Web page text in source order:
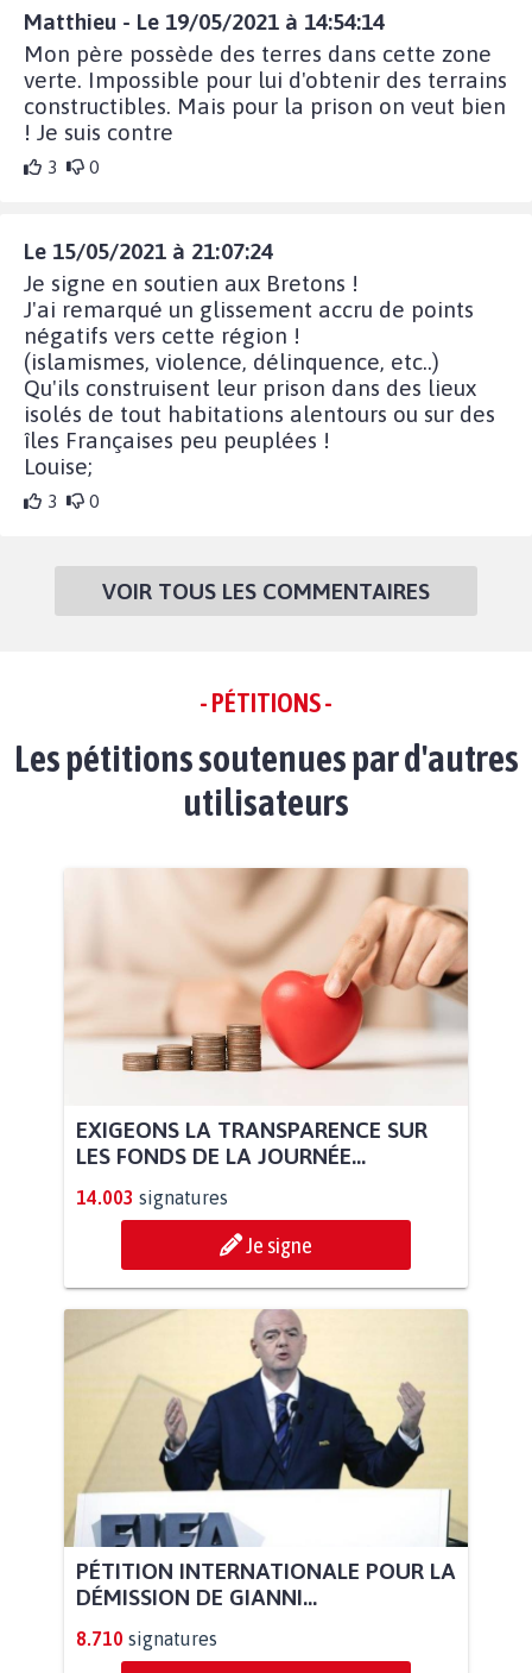
Matthieu - Le 19/05/2021 à 14:54:14
Mon père possède des terres dans cette zone
verte. Impossible pour lui d'obtenir des terrains
constructibles. Mais pour la prison on veut bien
! Je suis contre
3 0
Le 15/05/2021 à 21:07:24
Je signe en soutien aux Bretons !
J'ai remarqué un glissement accru de points
négatifs vers cette région !
(islamismes, violence, délinquence, etc..)
Qu'ils construisent leur prison dans des lieux
isolés de tout habitations alentours ou sur des
îles Françaises peu peuplées !
Louise;
3 0
VOIR TOUS LES COMMENTAIRES
- PÉTITIONS -
Les pétitions soutenues par d'autres
utilisateurs
EXIGEONS LA TRANSPARENCE SUR
LES FONDS DE LA JOURNÉE...
14.003 signatures
Je signe
PÉTITION INTERNATIONALE POUR LA
DÉMISSION DE GIANNI...
8.710 signatures